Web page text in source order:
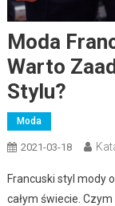
Moda
Warto
Stylu?
Moda
2021-03-18
Francuski styl mody
całym świecie.